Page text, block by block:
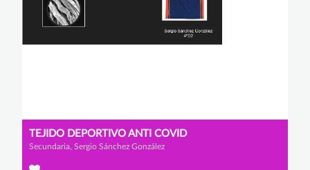
TEJIDO DEPORTIVO ANTI COVID
Secundaria, Sergio Sánchez González